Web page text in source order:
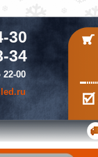
30
34
22-00